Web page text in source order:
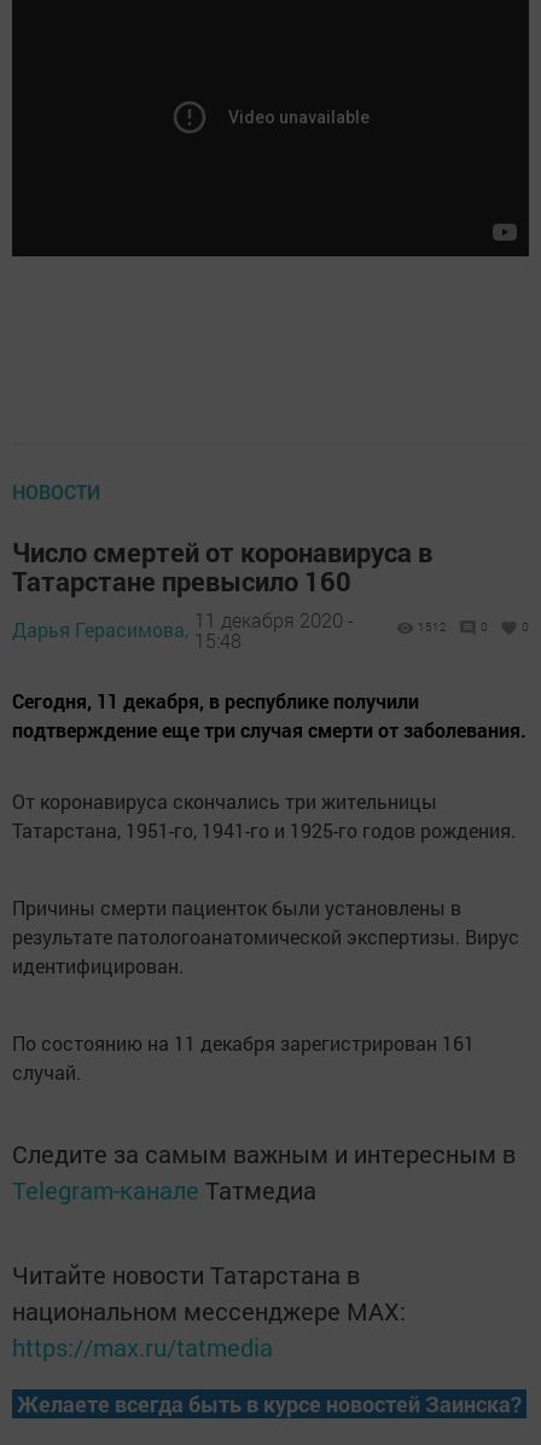
НОВОСТИ
Число смертей от коронавируса в
Татарстане превысило 160
Дарья Герасимова, 11 декабря 2020 -
15:48
1512 0 0
Сегодня, 11 декабря, в республике получили
подтверждение еще три случая смерти от заболевания.
От коронавируса скончались три жительницы
Татарстана, 1951-го, 1941-го и 1925-го годов рождения.
Причины смерти пациенток были установлены в
результате патологоанатомической экспертизы. Вирус
идентифицирован.
По состоянию на 11 декабря зарегистрирован 161
случай.
Следите за самым важным и интересным в
Telegram-канале Татмедиа
Читайте новости Татарстана в
национальном мессенджере MАХ:
https://max.ru/tatmedia
Желаете всегда быть в курсе новостей Заинска?